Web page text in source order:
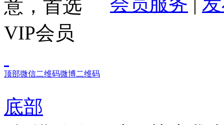
顶部微信二维码微博二维码
底部